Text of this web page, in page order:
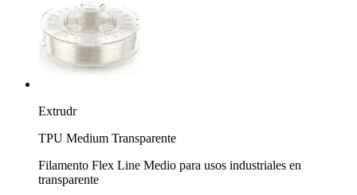
Extrudr
TPU Medium Transparente
Filamento Flex Line Medio para usos industriales en
transparente